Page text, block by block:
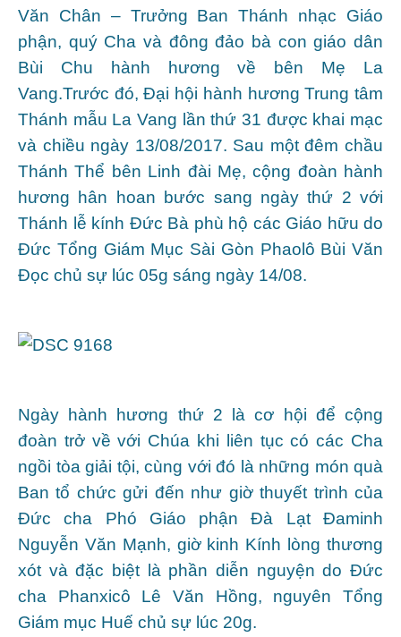
Văn Chân – Trưởng Ban Thánh nhạc Giáo
phận, quý Cha và đông đảo bà con giáo dân
Bùi Chu hành hương về bên Mẹ La
Vang.Trước đó, Đại hội hành hương Trung tâm
Thánh mẫu La Vang lần thứ 31 được khai mạc
và chiều ngày 13/08/2017. Sau một đêm chầu
Thánh Thể bên Linh đài Mẹ, cộng đoàn hành
hương hân hoan bước sang ngày thứ 2 với
Thánh lễ kính Đức Bà phù hộ các Giáo hữu do
Đức Tổng Giám Mục Sài Gòn Phaolô Bùi Văn
Đọc chủ sự lúc 05g sáng ngày 14/08.
Ngày hành hương thứ 2 là cơ hội để cộng
đoàn trở về với Chúa khi liên tục có các Cha
ngồi tòa giải tội, cùng với đó là những món quà
Ban tổ chức gửi đến như giờ thuyết trình của
Đức cha Phó Giáo phận Đà Lạt Đaminh
Nguyễn Văn Mạnh, giờ kinh Kính lòng thương
xót và đặc biệt là phần diễn nguyện do Đức
cha Phanxicô Lê Văn Hồng, nguyên Tổng
Giám mục Huế chủ sự lúc 20g.